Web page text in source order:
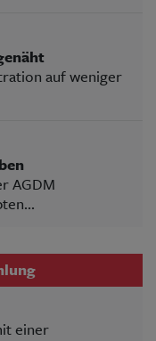
auf weniger
AGDM
einer